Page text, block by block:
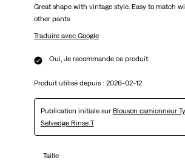
Great shape with vintage style. Easy to match
other pants
Traduire avec Google
Oui, Je recommande ce produit.
Produit utilisé depuis : 2026-02-12
Publication initiale sur Blouson camionneur
Selvedge Rinse T
Taille